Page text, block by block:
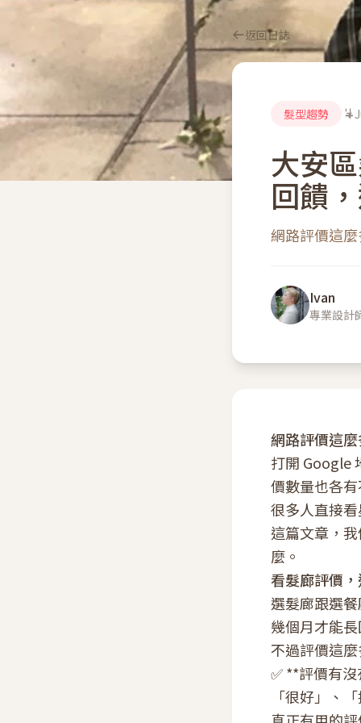
返回日誌
髮型趨勢
大安
回饋
網路評價這
Ivan
專業設計
網路評價這
打開 Google
價數量也各
很多人直接
這篇文章，
麼。
看髮廊評價
選髮廊跟選
幾個月才能
不過評價這
✅ **評價有
「很好」、